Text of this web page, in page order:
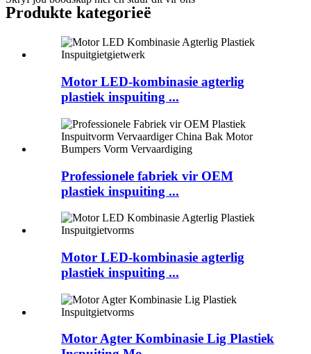
Produkte kategorieë
Motor LED-kombinasie agterlig
plastiek inspuiting ...
Professionele fabriek vir OEM
plastiek inspuiting ...
Motor LED-kombinasie agterlig
plastiek inspuiting ...
Motor Agter Kombinasie Lig Plastiek